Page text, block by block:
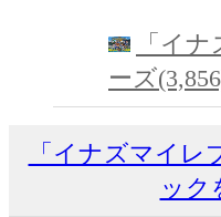
「イ
ーズ
「イナズマイレ
ック